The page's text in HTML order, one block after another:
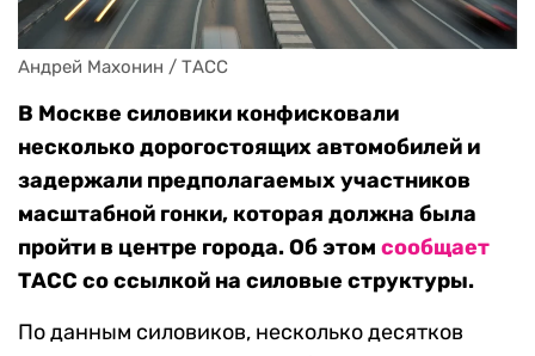
Андрей Махонин / ТАСС
В Москве силовики конфисковали
несколько дорогостоящих автомобилей и
задержали предполагаемых участников
масштабной гонки, которая должна была
пройти в центре города. Об этом сообщает
ТАСС со ссылкой на силовые структуры.
По данным силовиков, несколько десятков